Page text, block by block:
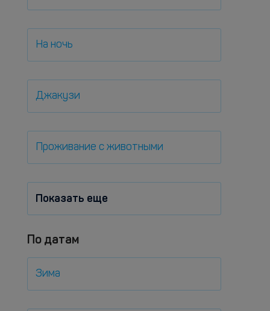
На ночь
Джакузи
Проживание с животными
Показать еще
По датам
Зима